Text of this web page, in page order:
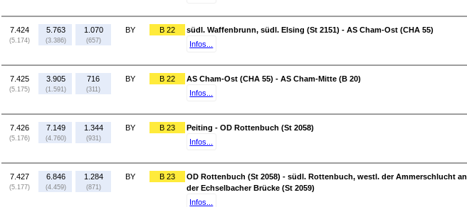
7.424
(5.174)
5.763
(3.386)
1.070
(657)
BY B 22
südl. Waffenbrunn, südl. Elsing (St 2151) - AS Cham-Ost (CHA 55)
Infos...
7.425
(5.175)
3.905
(1.591)
716
(311)
BY B 22
AS Cham-Ost (CHA 55) - AS Cham-Mitte (B 20)
Infos...
7.426
(5.176)
7.149
(4.760)
1.344
(931)
BY B 23
Peiting - OD Rottenbuch (St 2058)
Infos...
7.427
(5.177)
6.846
(4.459)
1.284
(871)
BY B 23
OD Rottenbuch (St 2058) - südl. Rottenbuch, westl. der Ammerschlucht an
der Echselbacher Brücke (St 2059)
Infos...